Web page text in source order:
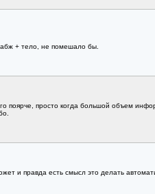
+ тело, не помешало бы.
поярче, просто когда большой объем
и правда есть смысл это делать